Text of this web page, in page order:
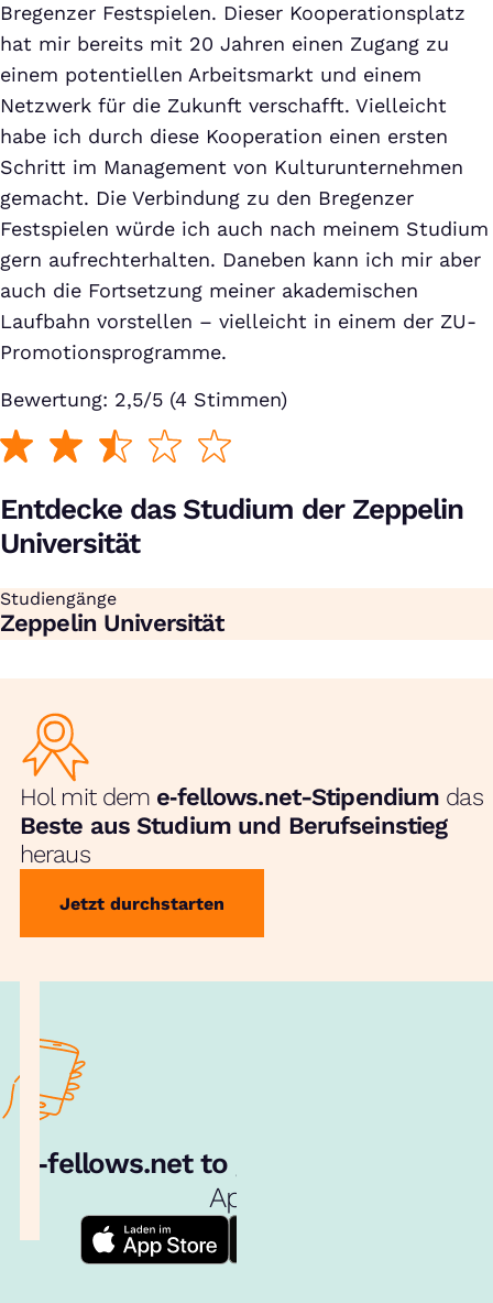
Bregenzer Festspielen. Dieser Kooperationsplatz
hat mir bereits mit 20 Jahren einen Zugang zu
einem potentiellen Arbeitsmarkt und einem
Netzwerk für die Zukunft verschafft. Vielleicht
habe ich durch diese Kooperation einen ersten
Schritt im Management von Kulturunternehmen
gemacht. Die Verbindung zu den Bregenzer
Festspielen würde ich auch nach meinem Studium
gern aufrechterhalten. Daneben kann ich mir aber
auch die Fortsetzung meiner akademischen
Laufbahn vorstellen – vielleicht in einem der ZU-
Promotionsprogramme.
Bewertung: 2,5/5 (4 Stimmen)
Entdecke das Studium der Zeppelin
Universität
Studiengänge
:
Zeppelin Universität
Hol mit dem e‑fellows.net-Stipendium das
Beste aus Studium und Berufseinstieg
heraus
Jetzt durchstarten
e‑fellows.net to go:
App!